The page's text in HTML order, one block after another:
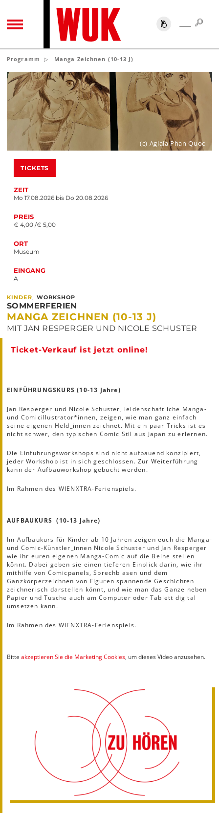
TOGGLE NAVIGATION SUCHE
Programm Manga Zeichnen (10-13 J)
TICKETS
ZEIT
Mo 17.08.2026 bis Do 20.08.2026
PREIS
€ 4,00 /€ 5,00
ORT
Museum
EINGANG
A
(c) Aglaia Phan Quoc
KINDER, WORKSHOP
SOMMERFERIEN
MANGA ZEICHNEN (10-13 J)
MIT JAN RESPERGER UND NICOLE SCHUSTER
Ticket-Verkauf ist jetzt online!
EINFÜHRUNGSKURS (10-13 Jahre)
Jan Resperger und Nicole Schuster, leidenschaftliche Manga-
und Comicillustrator*innen, zeigen, wie man ganz einfach
seine eigenen Held_innen zeichnet. Mit ein paar Tricks ist es
nicht schwer, den typischen Comic Stil aus Japan zu erlernen.
Die Einführungsworkshops sind nicht aufbauend konzipiert,
jeder Workshop ist in sich geschlossen. Zur Weiterführung
kann der Aufbauworkshop gebucht werden.
Im Rahmen des WIENXTRA-Ferienspiels.
AUFBAUKURS (10-13 Jahre)
Im Aufbaukurs für Kinder ab 10 Jahren zeigen euch die Manga-
und Comic-Künstler_innen Nicole Schuster und Jan Resperger
wie ihr euren eigenen Manga-Comic auf die Beine stellen
könnt. Dabei geben sie einen tieferen Einblick darin, wie ihr
mithilfe von Comicpanels, Sprechblasen und dem
Ganzkörperzeichnen von Figuren spannende Geschichten
zeichnerisch darstellen könnt, und wie man das Ganze neben
Papier und Tusche auch am Computer oder Tablett digital
umsetzen kann.
Im Rahmen des WIENXTRA-Ferienspiels.
Bitte akzeptieren Sie die Marketing Cookies, um dieses Video anzusehen.